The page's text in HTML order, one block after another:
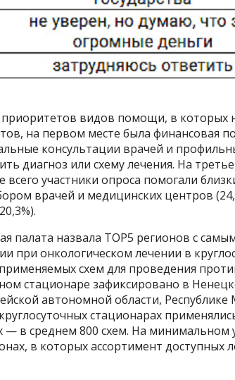
видов помощи, в которых
на первом месте была финансовая
консультации врачей и
диагноз или схему лечения. На
всего участники опроса помогали
врачей и медицинских центров
палата назвала TOP5 регионов с
при онкологическом лечении в
схем для проведения
стационаре зафиксировано в
автономной области,
стационарах
— в среднем 800 схем. На минимальном
в которых ассортимент доступных